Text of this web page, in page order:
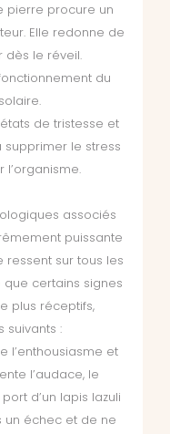
pierre procure un
Elle redonne de
dès le réveil.
du
de tristesse et
supprimer le stress
associés
puissante
ressent sur tous les
que certains signes
plus réceptifs,
suivants :
l’enthousiasme et
l’audace, le
d’un lapis lazuli
un échec et de ne